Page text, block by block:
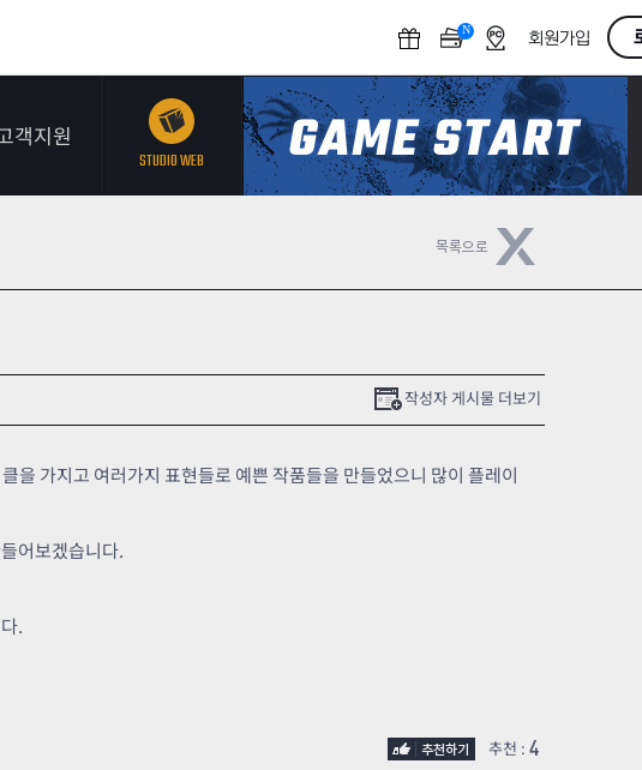
N
F
회원가입
객지원
로그램 신고
STUDIO WEB
작성자 게시물 더보기
을 가지고 여러가지 표현들로 예쁜 작품들을 만들었으니 많이 플레이
어보겠습니다.
.
추천 : 4